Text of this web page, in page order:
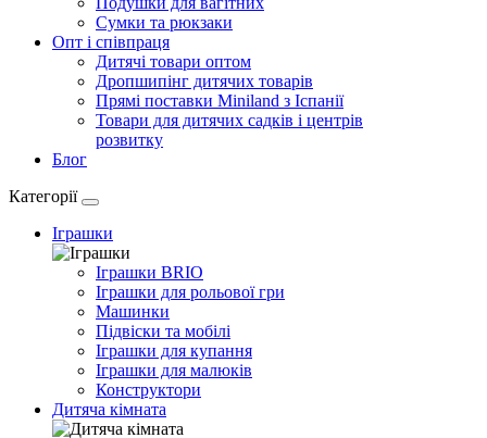
Сумки та рюкзаки
Опт і співпраця
Дитячі товари оптом
Дропшипінг дитячих товарів
Прямі поставки Miniland з Іспанії
Товари для дитячих садків і центрів
розвитку
Блог
Категорії
Іграшки
Іграшки BRIO
Іграшки для рольової гри
Машинки
Підвіски та мобілі
Іграшки для купання
Іграшки для малюків
Конструктори
Дитяча кімната